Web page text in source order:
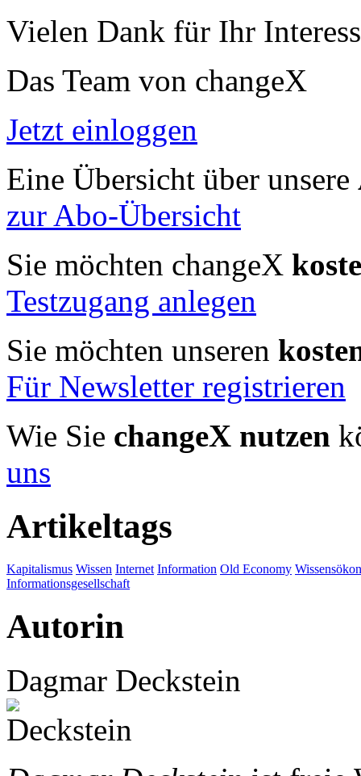
Vielen Dank für Ihr
Das Team von changeX
Jetzt einloggen
Eine Übersicht über unsere
zur Abo-Übersicht
Sie möchten changeX
Testzugang anlegen
Sie möchten unseren
Für Newsletter registrieren
Wie Sie changeX nutzen
uns
Artikeltags
Kapitalismus Wissen Internet Information Old Economy
Informationsgesellschaft
Autorin
Dagmar Deckstein